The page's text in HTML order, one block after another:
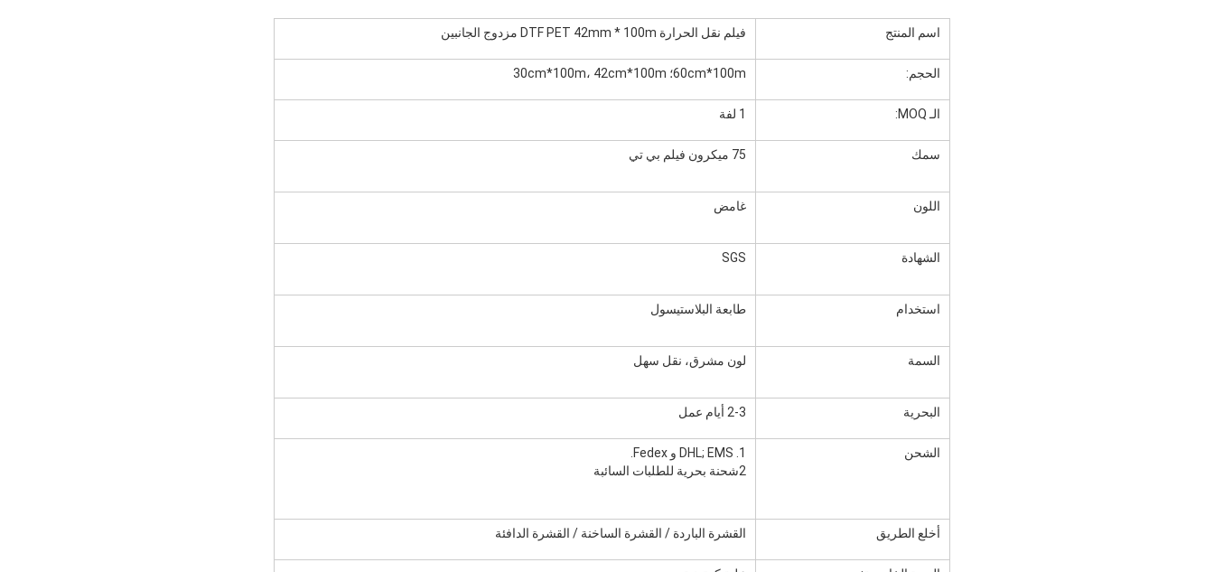
اسم المنتج فيلم نقل الحرارة DTF PET 42mm * 100m مزدوج الجانبين
الحجم: 60cm*100m؛ 30cm*100m، 42cm*100m
الـ MOQ: 1 لفة
سمك 75 ميكرون فيلم بي تي
اللون غامض
الشهادة SGS
استخدام طابعة البلاستيسول
السمة لون مشرق، نقل سهل
البحرية 2-3 أيام عمل
الشحن
1. DHL; EMS و Fedex.
2شحنة بحرية للطلبات السائبة
أخلع الطريق القشرة الباردة / القشرة الساخنة / القشرة الدافئة